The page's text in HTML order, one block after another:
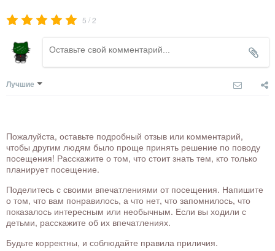
5 /2
Лучшие
Пожалуйста, оставьте подробный отзыв или комментарий,
чтобы другим людям было проще принять решение по поводу
посещения! Расскажите о том, что стоит знать тем, кто только
планирует посещение.
Поделитесь с своими впечатлениями от посещения. Напишите
о том, что вам понравилось, а что нет, что запомнилось, что
показалось интересным или необычным. Если вы ходили с
детьми, расскажите об их впечатлениях.
Будьте корректны, и соблюдайте правила приличия.